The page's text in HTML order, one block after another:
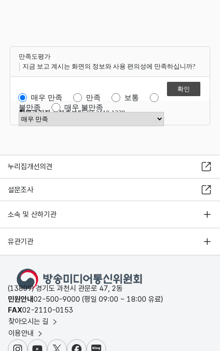
만족도평가
지금 보고 계시는 화면의 정보와 사용 편의성에 만족하십니까?
매우 만족 만족
보통
불만족
매우 불만족
만족도 점수 선택
항목관리자정책홍보팀 02-2110-1339
누리집개선의견
설문조사
소속 및 산하기관
유관기관
(13809) 경기도 과천시 관문로 47, 2동
민원안내02-500-9000 (평일 09:00 ~ 18:00 유료)
FAX02-2110-0153
찾아오시는 길
이용안내